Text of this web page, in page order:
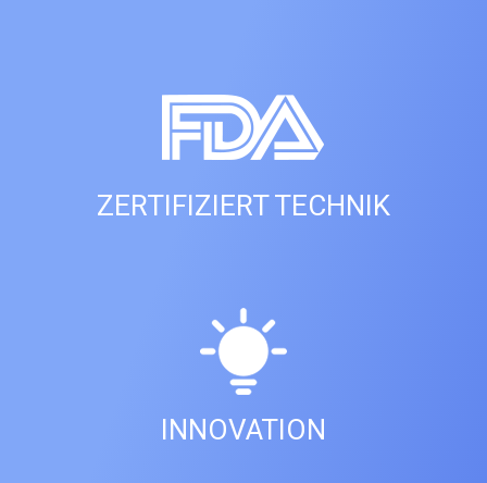
ZERTIFIZIERT TECHNIK
INNOVATION